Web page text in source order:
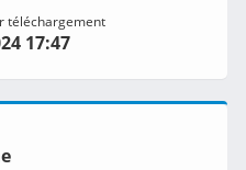
téléchargement
17:47